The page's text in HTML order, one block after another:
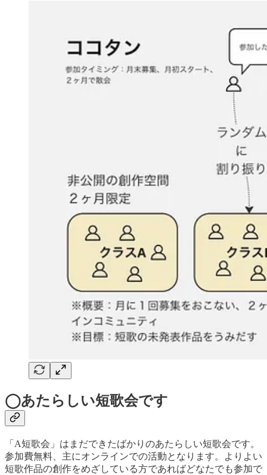
◯あたらしい短歌会です
「A短歌会」はまだできたばかりのあたらしい短歌会です。
参加費無料、主にオンラインでの活動となります。よりよい
短歌作品の創作をめざしている方であればどなたでも参加で